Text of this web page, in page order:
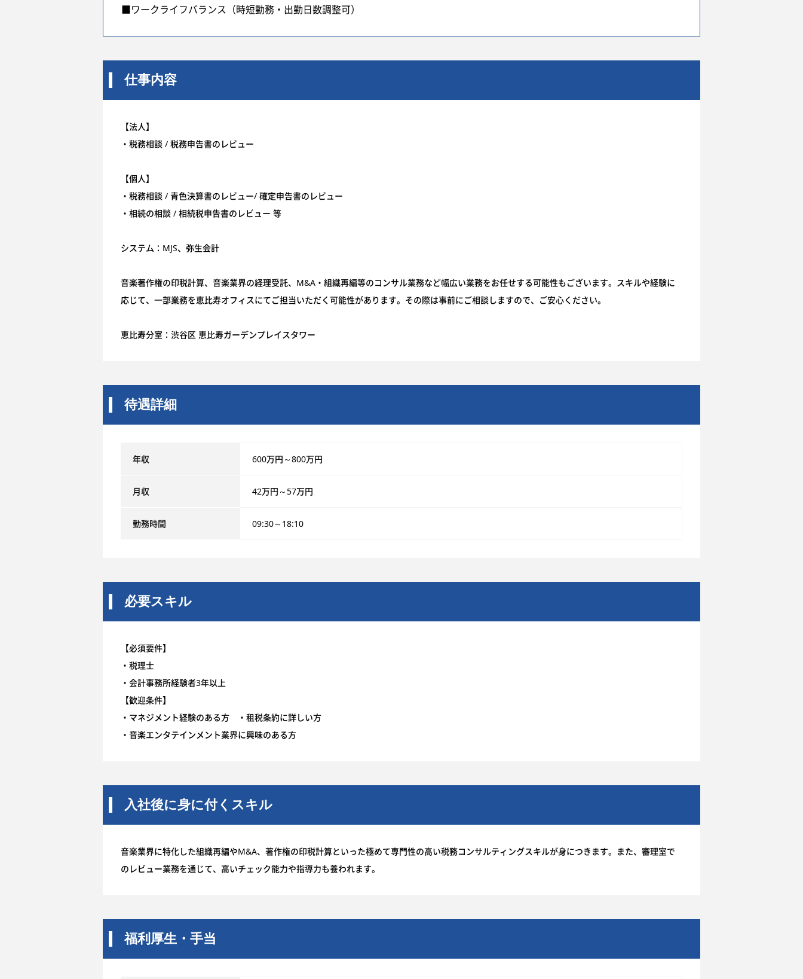
■ワークライフバランス（時短勤務・出勤日数調整可）
仕事内容
【法人】
・税務相談 / 税務申告書のレビュー
【個人】
・税務相談 / 青色決算書のレビュー/ 確定申告書のレビュー
・相続の相談 / 相続税申告書のレビュー 等
システム：MJS、弥生会計
音楽著作権の印税計算、音楽業界の経理受託、M&A・組織再編等のコンサル業務など幅広い業務をお任せする可能性もございます。スキルや経験に
応じて、一部業務を恵比寿オフィスにてご担当いただく可能性があります。その際は事前にご相談しますので、ご安心ください。
恵比寿分室：渋谷区 恵比寿ガーデンプレイスタワー
待遇詳細
年収 600万円～800万円
月収 42万円～57万円
勤務時間 09:30～18:10
必要スキル
【必須要件】
・税理士
・会計事務所経験者3年以上
【歓迎条件】
・マネジメント経験のある方 ・租税条約に詳しい方
・音楽エンタテインメント業界に興味のある方
入社後に身に付くスキル
音楽業界に特化した組織再編やM&A、著作権の印税計算といった極めて専門性の高い税務コンサルティングスキルが身につきます。また、審理室で
のレビュー業務を通じて、高いチェック能力や指導力も養われます。
福利厚生・手当